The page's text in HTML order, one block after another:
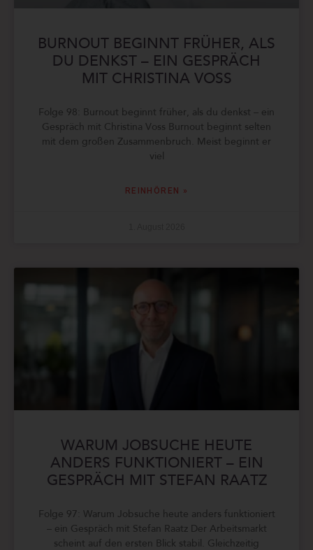
BURNOUT BEGINNT FRÜHER, ALS
DU DENKST – EIN GESPRÄCH
MIT CHRISTINA VOSS
Folge 98: Burnout beginnt früher, als du denkst – ein
Gespräch mit Christina Voss Burnout beginnt selten
mit dem großen Zusammenbruch. Meist beginnt er
viel
REINHÖREN »
WARUM JOBSUCHE HEUTE
ANDERS FUNKTIONIERT – EIN
GESPRÄCH MIT STEFAN RAATZ
Folge 97: Warum Jobsuche heute anders funktioniert
– ein Gespräch mit Stefan Raatz Der Arbeitsmarkt
scheint auf den ersten Blick stabil. Gleichzeitig